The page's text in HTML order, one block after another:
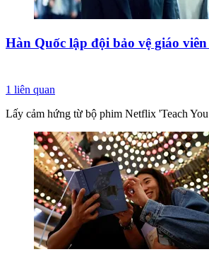
Hàn Quốc lập đội bảo vệ giáo
1 liên quan
Lấy cảm hứng từ bộ phim Netflix 'Teach